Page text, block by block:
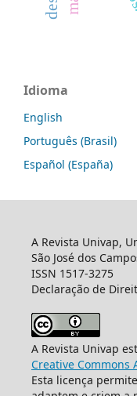
Idioma
English
Português (Brasil)
Español (España)
A Revista Univap,
São José dos
ISSN 1517-3275
Declaração de
A Revista Univap
Creative
Esta licença